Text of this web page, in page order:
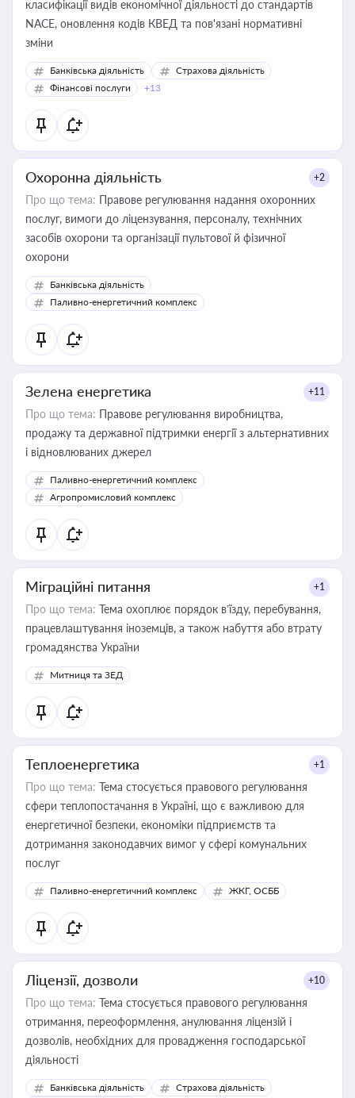
класифікації видів економічної діяльності до стандартів
NACE, оновлення кодів КВЕД та пов'язані нормативні
зміни
Банківська діяльність
Страхова діяльність
Фінансові послуги
+13
Охоронна діяльність +2
Про що тема: Правове регулювання надання охоронних
послуг, вимоги до ліцензування, персоналу, технічних
засобів охорони та організації пультової й фізичної
охорони
Банківська діяльність
Паливно-енергетичний комплекс
Зелена енергетика +11
Про що тема: Правове регулювання виробництва,
продажу та державної підтримки енергії з альтернативних
і відновлюваних джерел
Паливно-енергетичний комплекс
Агропромисловий комплекс
Міграційні питання +1
Про що тема: Тема охоплює порядок в’їзду, перебування,
працевлаштування іноземців, а також набуття або втрату
громадянства України
Митниця та ЗЕД
Теплоенергетика +1
Про що тема: Тема стосується правового регулювання
сфери теплопостачання в Україні, що є важливою для
енергетичної безпеки, економіки підприємств та
дотримання законодавчих вимог у сфері комунальних
послуг
Паливно-енергетичний комплекс ЖКГ, ОСББ
Ліцензії, дозволи +10
Про що тема: Тема стосується правового регулювання
отримання, переоформлення, анулювання ліцензій і
дозволів, необхідних для провадження господарської
діяльності
Банківська діяльність
Страхова діяльність